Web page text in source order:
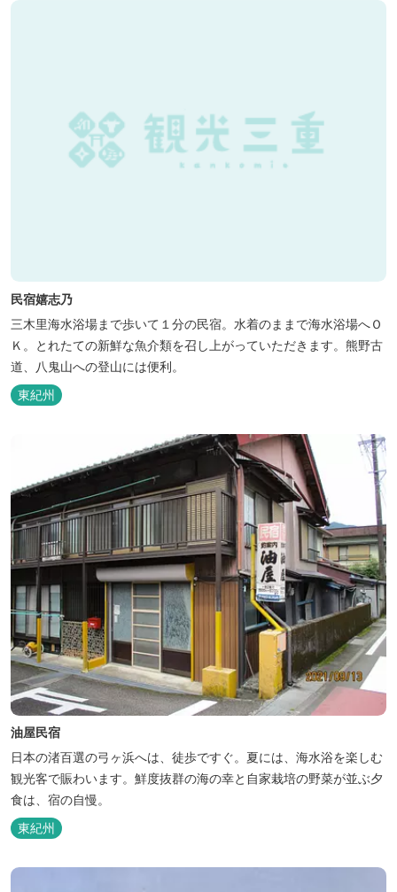
民宿嬉志乃
三木里海水浴場まで歩いて１分の民宿。水着のままで海水浴場へＯ
Ｋ。とれたての新鮮な魚介類を召し上がっていただきます。熊野古
道、八鬼山への登山には便利。
東紀州
油屋民宿
日本の渚百選の弓ヶ浜へは、徒歩ですぐ。夏には、海水浴を楽しむ
観光客で賑わいます。鮮度抜群の海の幸と自家栽培の野菜が並ぶ夕
食は、宿の自慢。
東紀州